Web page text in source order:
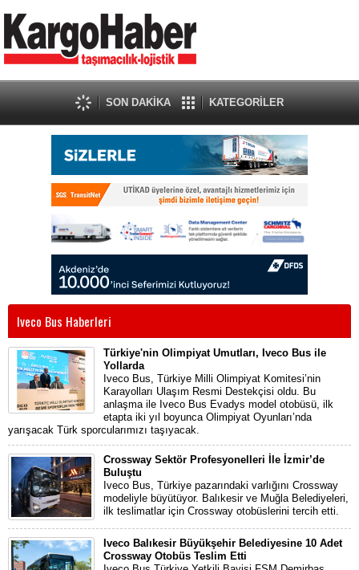
SON DAKİKA KATEGORİLER
Iveco Bus Haberleri
Türkiye'nin Olimpiyat Umutları, Iveco Bus ile
Yollarda
Iveco Bus, Türkiye Milli Olimpiyat Komitesi’nin
Karayolları Ulaşım Resmi Destekçisi oldu. Bu
anlaşma ile Iveco Bus Evadys model otobüsü, ilk
etapta iki yıl boyunca Olimpiyat Oyunları’nda
yarışacak Türk sporcularımızı taşıyacak.
Crossway Sektör Profesyonelleri İle İzmir’de
Buluştu
Iveco Bus, Türkiye pazarındaki varlığını Crossway
modeliyle büyütüyor. Balıkesir ve Muğla Belediyeleri,
ilk teslimatlar için Crossway otobüslerini tercih etti.
Iveco Balıkesir Büyükşehir Belediyesine 10 Adet
Crossway Otobüs Teslim Etti